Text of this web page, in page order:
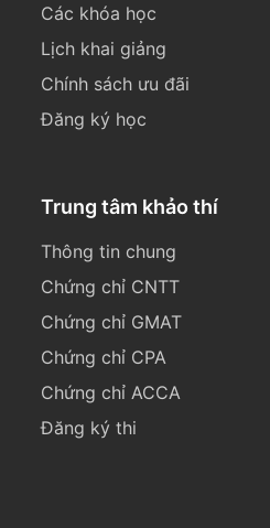
Các khóa học
Lịch khai giảng
Chính sách ưu đãi
Đăng ký học
Trung tâm khảo thí
Thông tin chung
Chứng chỉ CNTT
Chứng chỉ GMAT
Chứng chỉ CPA
Chứng chỉ ACCA
Đăng ký thi